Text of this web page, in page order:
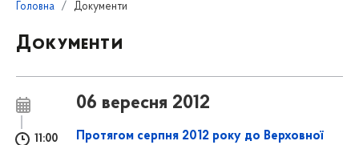
Головна Документи
Документи
06 вересня 2012
11:00
Протягом серпня 2012 року до Верховної